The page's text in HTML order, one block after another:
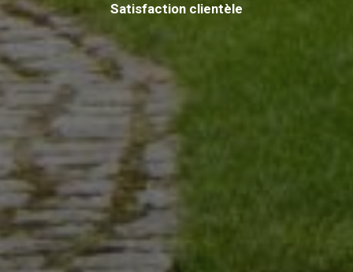
Satisfaction clientèle